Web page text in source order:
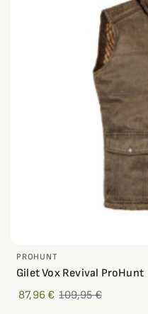
PROHUNT
Gilet Vox Revival ProHunt
87,96 € 109,95 €